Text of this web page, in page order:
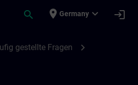
search place Germany expand_more login
gestellte Fragen chevron_right